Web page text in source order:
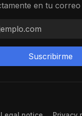
en tu correo
Suscribirme